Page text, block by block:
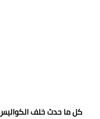
​كل ما حدث خلف الكواليس